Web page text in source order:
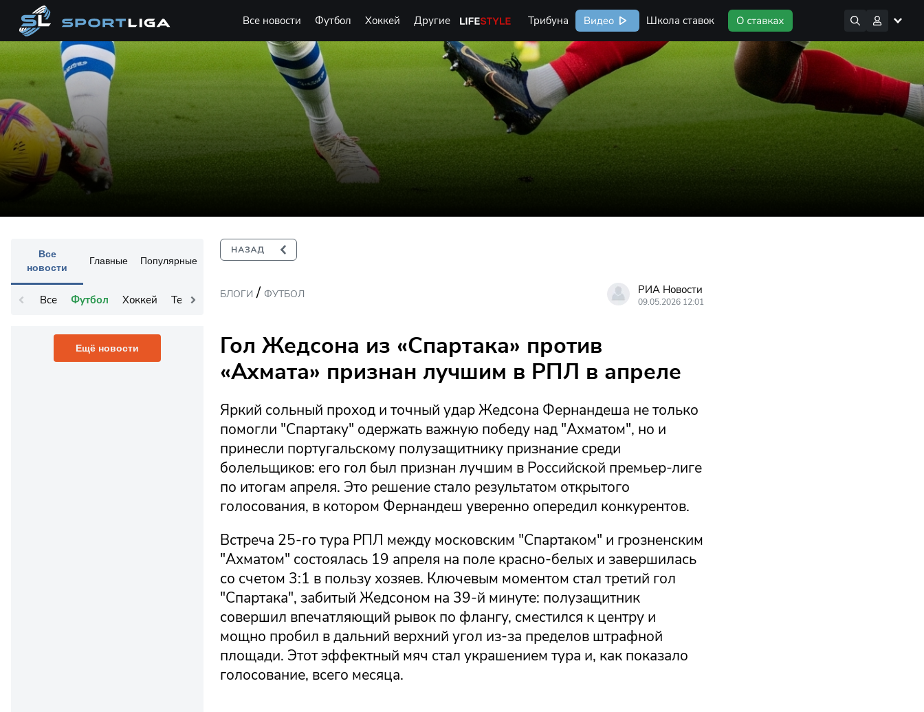
Все новости Футбол Хоккей Другие Life Style Трибуна Видео Школа ставок
Все
новости
Главные Популярные
Все Футбол Хоккей Теннис Остальное
Ещё новости
БЛОГИ / ФУТБОЛ РИА Новости
09.05.2026 12:01
Гол Жедсона из «Спартака» против
«Ахмата» признан лучшим в РПЛ в апреле
Яркий сольный проход и точный удар Жедсона Фернандеша не только
помогли "Спартаку" одержать важную победу над "Ахматом", но и
принесли португальскому полузащитнику признание среди
болельщиков: его гол был признан лучшим в Российской премьер-лиге
по итогам апреля. Это решение стало результатом открытого
голосования, в котором Фернандеш уверенно опередил конкурентов.
Встреча 25-го тура РПЛ между московским "Спартаком" и грозненским
"Ахматом" состоялась 19 апреля на поле красно-белых и завершилась
со счетом 3:1 в пользу хозяев. Ключевым моментом стал третий гол
"Спартака", забитый Жедсоном на 39-й минуте: полузащитник
совершил впечатляющий рывок по флангу, сместился к центру и
мощно пробил в дальний верхний угол из-за пределов штрафной
площади. Этот эффектный мяч стал украшением тура и, как показало
голосование, всего месяца.